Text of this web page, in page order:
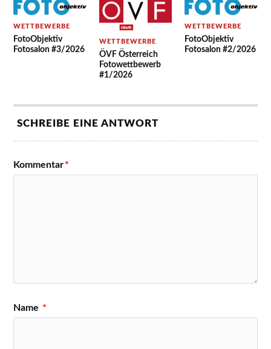
WETTBEWERBE
FotoObjektiv
Fotosalon #3/2026
WETTBEWERBE
ÖVF Österreich
Fotowettbewerb
#1/2026
WETTBEWERBE
FotoObjektiv
Fotosalon #2/2026
SCHREIBE EINE ANTWORT
Kommentar*
Name *